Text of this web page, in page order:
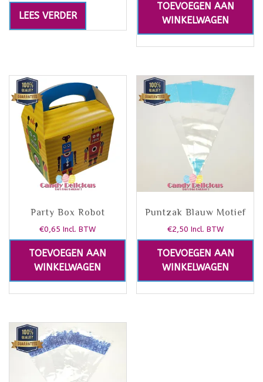
LEES VERDER
TOEVOEGEN AAN
WINKELWAGEN
Party Box Robot
€0,65 Incl. BTW
TOEVOEGEN AAN
WINKELWAGEN
Puntzak Blauw Motief
€2,50 Incl. BTW
TOEVOEGEN AAN
WINKELWAGEN